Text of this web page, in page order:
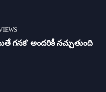
గ‌న‌క‌’ అందరికీ నచ్చుతుంది